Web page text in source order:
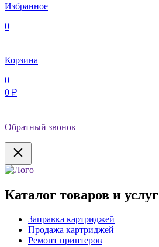
Избранное
0
Корзина
0
0 ₽
Обратный звонок
Каталог товаров и услуг
Заправка картриджей
Продажа картриджей
Ремонт принтеров